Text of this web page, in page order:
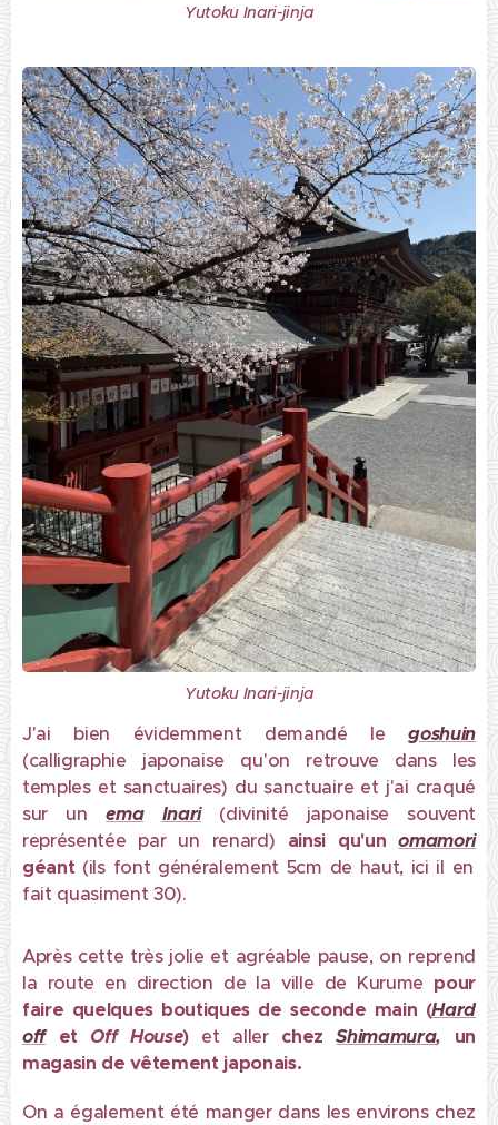
Yutoku Inari-jinja
Yutoku Inari-jinja
J'ai bien évidemment demandé legoshuin
(calligraphie japonaise qu'on retrouve dans les
temples et sanctuaires) du sanctuaire et j'ai craqué
sur unema Inari
(divinité japonaise souvent
représentée par un renard) ainsi qu'unomamori
géant (ils font généralement 5cm de haut, ici il en
fait quasiment 30).
Après cette très jolie et agréable pause, on reprend
la route en direction de la ville de Kurume pour
faire quelques boutiques de seconde main (Hard
offet Off House) et allerchezShimamura, un
magasin de vêtement japonais.
On a également été manger dans les environs chez